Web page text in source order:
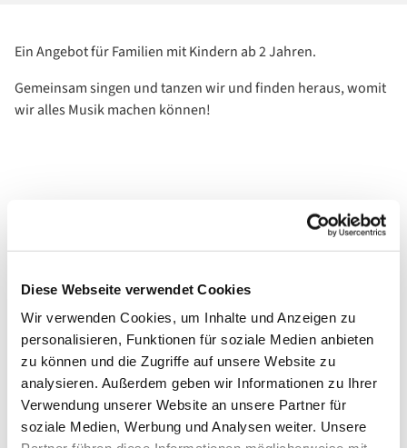
Diese Webseite verwendet Cookies
Wir verwenden Cookies, um Inhalte und Anzeigen zu
personalisieren, Funktionen für soziale Medien anbieten
zu können und die Zugriffe auf unsere Website zu
analysieren. Außerdem geben wir Informationen zu Ihrer
Verwendung unserer Website an unsere Partner für
soziale Medien, Werbung und Analysen weiter. Unsere
Ein Angebot für Familien mit Kindern ab 2 Jahren.
Gemeinsam singen und tanzen wir und finden heraus, womit
wir alles Musik machen können!